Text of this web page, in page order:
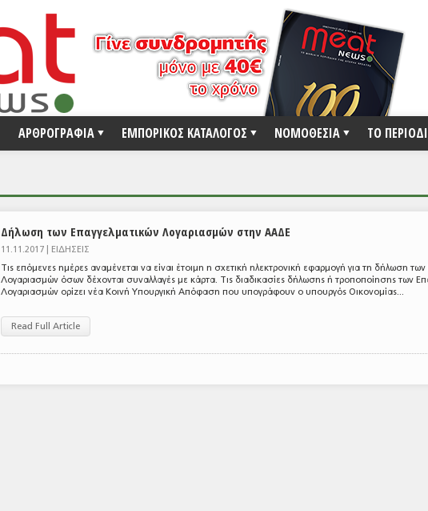
ΑΡΘΡΟΓΡΑΦΙΑ ΕΜΠΟΡΙΚΟΣ ΚΑΤΑΛΟΓΟΣ ΝΟΜΟΘΕΣΙΑ ΤΟ
Δήλωση των Επαγγελματικών Λογαριασμών στην ΑΑΔΕ
11.11.2017 | ΕΙΔΗΣΕΙΣ
Τις επόμενες ημέρες αναμένεται να είναι έτοιμη η σχετική ηλεκτρονική εφαρμογή για τη δήλωση των
Λογαριασμών όσων δέχονται συναλλαγές με κάρτα. Τις διαδικασίες δήλωσης ή τροποποίησης των
Λογαριασμών ορίζει νέα Κοινή Υπουργική Απόφαση που υπογράφουν ο υπουργός Οικονομίας...
Read Full Article